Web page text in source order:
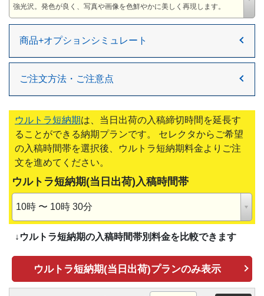
強光沢。発色が良く、写真や画像を色鮮やかに美しく再現します。
ご注文方法・ご注意点
ウルトラ短納期は、当日出荷の入稿締切時間を延長す
ることができる納期プランです。 セレクタからご希望
の入稿時間帯を選択後、ウルトラ短納期料金よりご注
文を進めてください。
ウルトラ短納期(当日出荷)入稿時間帯
10時 〜 10時 30分
↓ ウルトラ短納期の入稿時間帯別料金を比較できます
ウルトラ短納期(当日出荷)プランのみ表示
商品+オプションシミュレート